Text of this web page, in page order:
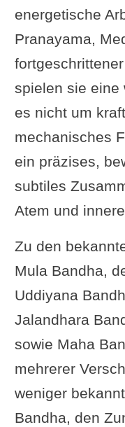
energetische
Pranayama,
spielen sie eine
es nicht um
mechanisches
ein präzises,
subtiles
Atem und
Zu den
Mula Bandha,
Uddiyana
Jalandhara
sowie Maha
mehrerer
weniger
Bandha, den